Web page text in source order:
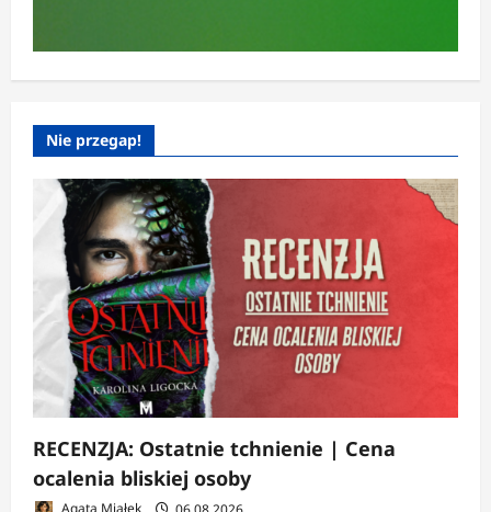
Nie przegap!
RECENZJA: Ostatnie tchnienie | Cena
ocalenia bliskiej osoby